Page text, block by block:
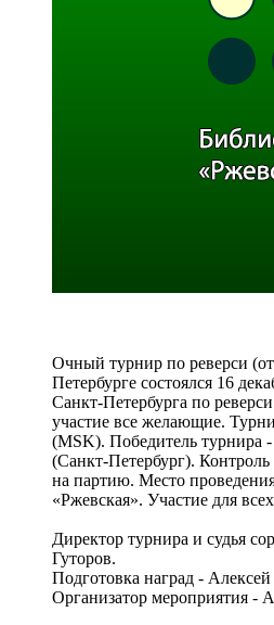
Очный турнир по реверси
Петербурге состоялся 16
Санкт-Петербурга по
участие все желающие.
(MSK). Победитель турнира
(Санкт-Петербург).
на партию. Место
«Ржевская». Участие для
Директор турнира и судья
Гуторов.
Подготовка наград -
Организатор мероприятия -